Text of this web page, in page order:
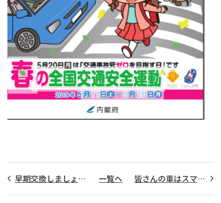
早期交換しましょうね！ 一覧へ 皆さんの車はスマートキーを利用されていますか？